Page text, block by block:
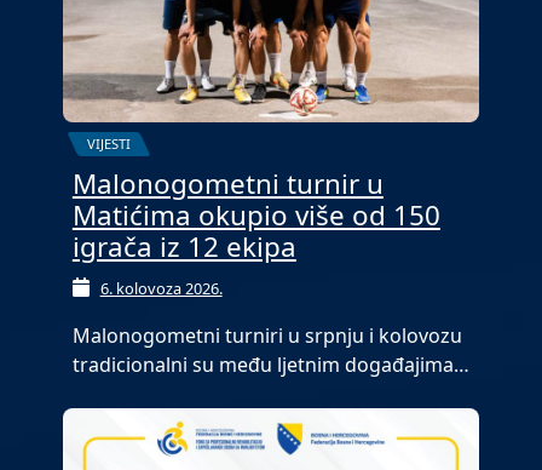
VIJESTI
Malonogometni turnir u
Matićima okupio više od 150
igrača iz 12 ekipa
6. kolovoza 2026.
Malonogometni turniri u srpnju i kolovozu
tradicionalni su među ljetnim događajima…